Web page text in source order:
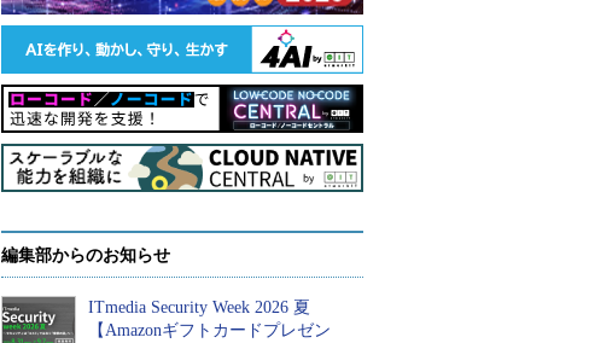
編集部からのお知らせ
ITmedia Security Week 2026 夏
【Amazonギフトカードプレゼン